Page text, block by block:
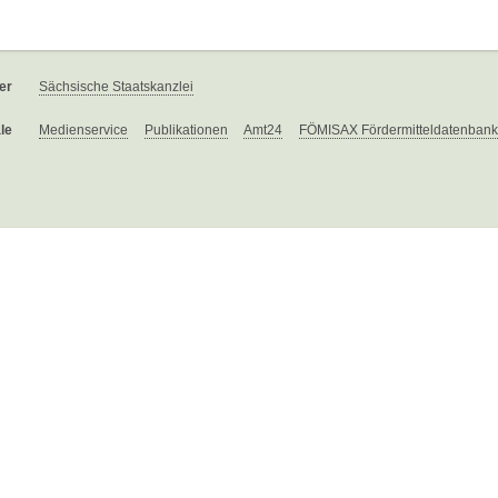
Sächsische Staatskanzlei
Medienservice Publikationen Amt24 FÖMISAX Fördermitteldatenbank